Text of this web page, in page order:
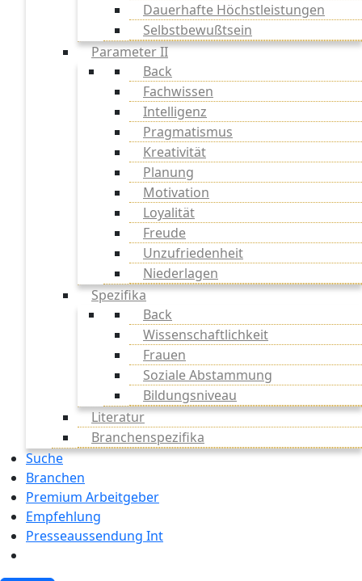
Dauerhafte Höchstleistungen
Selbstbewußtsein
Parameter II
Back
Fachwissen
Intelligenz
Pragmatismus
Kreativität
Planung
Motivation
Loyalität
Freude
Unzufriedenheit
Niederlagen
Spezifika
Back
Wissenschaftlichkeit
Frauen
Soziale Abstammung
Bildungsniveau
Literatur
Branchenspezifika
Suche
Branchen
Premium Arbeitgeber
Empfehlung
Presseaussendung Int